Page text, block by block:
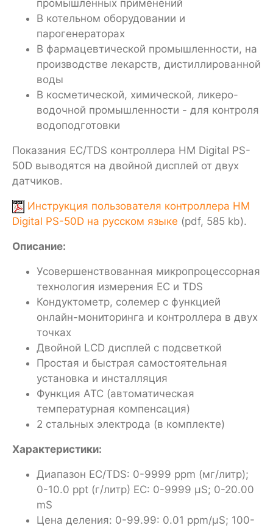
промышленных применений
В котельном оборудовании и
парогенераторах
В фармацевтической промышленности, на
производстве лекарств, дистиллированной
воды
В косметической, химической, ликеро-
водочной промышленности - для контроля
водоподготовки
Показания EC/TDS контроллера HM Digital PS-
50D выводятся на двойной дисплей от двух
датчиков.
Инструкция пользователя контроллера HM
Digital PS-50D на русском языке (pdf, 585 kb).
Описание:
Усовершенствованная микропроцессорная
технология измерения EC и TDS
Кондуктометр, солемер с функцией
онлайн-мониторинга и контроллера в двух
точках
Двойной LCD дисплей с подсветкой
Простая и быстрая самостоятельная
установка и инсталляция
Функция АТС (автоматическая
температурная компенсация)
2 стальных электрода (в комплекте)
Характеристики:
Диапазон EC/TDS: 0-9999 ppm (мг/литр);
0-10.0 ppt (г/литр) EC: 0-9999 µS; 0-20.00
mS
Цена деления: 0-99.99: 0.01 ppm/µS; 100-